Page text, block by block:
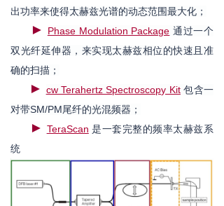
出功率来使得太赫兹光谱的动态范围最大化；
► Phase Modulation Package 通过一个
双光纤延伸器，来实现太赫兹相位的快速且准
确的扫描；
► cw Terahertz Spectroscopy Kit 包含一
对带SM/PM尾纤的光混频器；
► TeraScan 是一套完整的频率太赫兹系
统